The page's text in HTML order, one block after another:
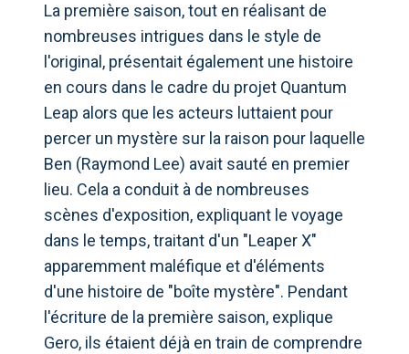
La première saison, tout en réalisant de
nombreuses intrigues dans le style de
l'original, présentait également une histoire
en cours dans le cadre du projet Quantum
Leap alors que les acteurs luttaient pour
percer un mystère sur la raison pour laquelle
Ben (Raymond Lee) avait sauté en premier
lieu. Cela a conduit à de nombreuses
scènes d'exposition, expliquant le voyage
dans le temps, traitant d'un "Leaper X"
apparemment maléfique et d'éléments
d'une histoire de "boîte mystère". Pendant
l'écriture de la première saison, explique
Gero, ils étaient déjà en train de comprendre